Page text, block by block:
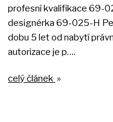
profesní kvalifikace 69-
designérka 69-025-H
dobu 5 let od nabytí
autorizace je p….
celý článek »